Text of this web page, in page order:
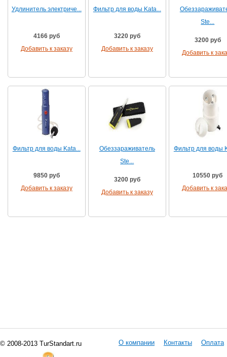
Удлинитель электриче...
4166 руб
Добавить к заказу
Фильтр для воды Kata...
3220 руб
Добавить к заказу
Ste...
3200 руб
Добавить к
Фильтр для воды Kata...
9850 руб
Добавить к заказу
Обеззараживатель
Ste...
3200 руб
Добавить к заказу
Фильтр для воды
10550 руб
Добавить к
© 2008-2013 TurStandart.ru О компании Контакты Оплата